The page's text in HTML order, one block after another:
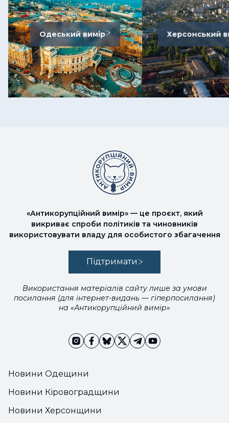
Одеський вимір Херсонський
Новини Одещини
Новини Кіровоградщини
Новини Херсонщини
«Антикорупційний вимір» — це проєкт, який
викриває спроби політиків та чиновників
використовувати владу для особистого збагачення
Підтримати
Використання матеріалів сайту лише за умови
посилання (для інтернет-видань — гіперпосилання)
на «Антикорупційний вимір»